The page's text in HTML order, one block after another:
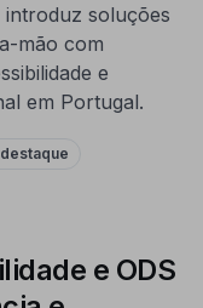
introduz soluções
mão com
e
em Portugal.
e ODS